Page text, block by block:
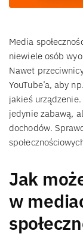
Media
niewiele osób
Nawet
YouTube’a, aby
jakieś
jedynie zabawą,
dochodów.
Jak
w